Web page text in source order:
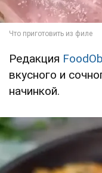
Редакция
вкусного и
начинкой.